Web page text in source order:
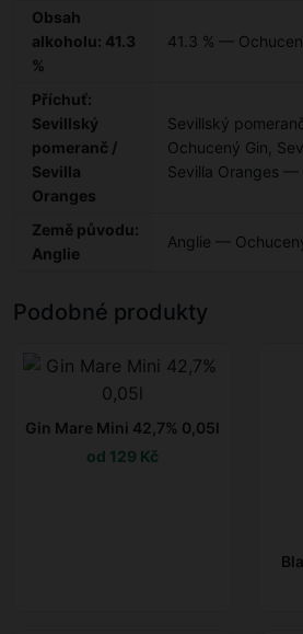
Obsah
alkoholu: 41.3
%
41.3 % —
Příchuť:
Sevillský
pomeranč /
Sevilla
Oranges
Sevillský
Ochucený Gin
Sevilla Oranges —
Země původu:
Anglie
Anglie —
Podobné produkty
Gin Mare Mini 42,7% 0,05l
od 129 Kč